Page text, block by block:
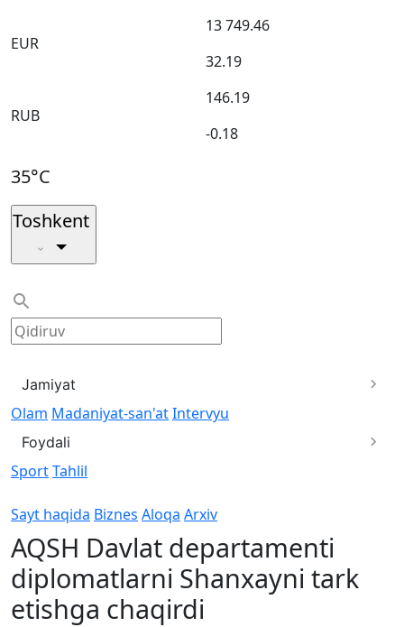
EUR
13 749.46
32.19
RUB
146.19
-0.18
35°C
Toshkent
Jamiyat
Olam Madaniyat-san'atIntervyu
Foydali
SportTahlil
Sayt haqida Biznes Aloqa Arxiv
AQSH Davlat departamenti
diplomatlarni Shanxayni tark
etishga chaqirdi